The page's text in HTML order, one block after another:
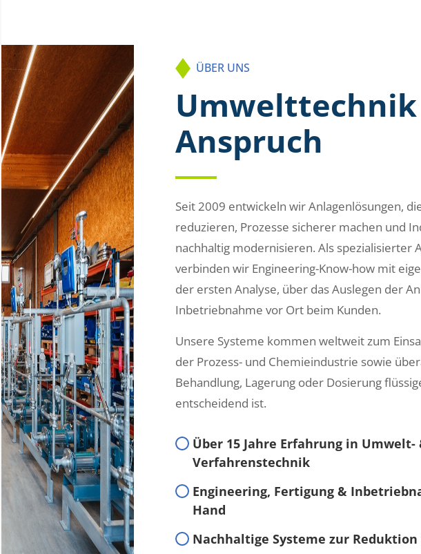
ÜBER UNS
Anspruch
Seit 2009 entwickeln wir Anlagenlösungen,
reduzieren, Prozesse sicherer machen und
nachhaltig modernisieren. Als spezialisierter
verbinden wir Engineering-Know-how mit
der ersten Analyse, über das Auslegen der
Inbetriebnahme vor Ort beim Kunden.
Unsere Systeme kommen weltweit zum
der Prozess- und Chemieindustrie sowie
Behandlung, Lagerung oder Dosierung
entscheidend ist.
Über 15 Jahre Erfahrung in Umwelt-
Verfahrenstechnik
Engineering, Fertigung &
Hand
Nachhaltige Systeme zur Reduktion